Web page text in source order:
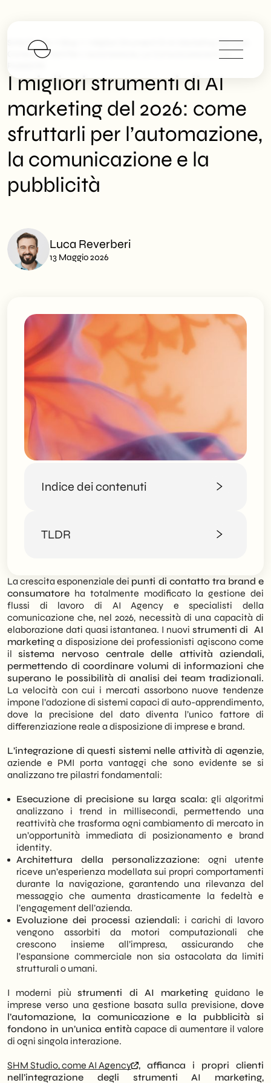
SHM Studio
I Migliori Strumenti Di AI Marketing Del 2026:
Come Sfruttarli Per L’automazione, La Comunicazione E La
I migliori strumenti di AI
marketing del 2026: come
sfruttarli per l’automazione,
la comunicazione e la
pubblicità
Luca Reverberi
13 Maggio 2026
Indice dei contenuti
Strumenti di AI marketing: cosa cambia
Strumenti di AI marketing per
l’automazione: efficienza wee scalabilità
HubSpot AI: automazione e gestione
integrata del funnel
Salesforce AI: Einstein/Agentforce:
predizione e automazione su larga scala
ActiveCampaign AI: personalizzazione
automatizzata delle campagne
Zapier AI: integrazione e automazione dei
processi aziendali
Strumenti AI marketing per la
comunicazione: contenuti, copy e
customer interaction
supporto strategico
Jasper AI: copywriting orientato alla
conversione
marketing
Surfer SEO: contenuti ottimizzati per il
posizionamento
Notion AI: organizzazione e produzione
dei contenuti
Strumenti di AI marketing per la
pubblicità: performance, targeting e
ottimizzazione
Google Ads AI: automazione e
ottimizzazione delle campagne
Meta Advantage+: campagne
automatizzate e targeting dinamico
AdCreative.ai: generazione di creatività
pubblicitarie
Persado: linguaggio persuasivo basato sui
Albert AI: gestione autonoma delle
campagne pubblicitarie
Integrare gli strumenti AI marketing e il
ruolo di SHM Studio nell’implementazione
FAQ più comuni sugli strumenti di AI
Tabelle comparative per gli strumenti di AI
marketing dedicati ad automazione,
TLDR
Gli strumenti AI marketing stanno
diventando una componente centrale nelle
attività aziendali perché permettono di
gestire dati, contenuti e campagne in modo
coordinato e aggiornato. Questo articolo
analizza il loro funzionamento e il modo in
cui incidono sulle principali aree del
marketing: automazione, comunicazione e
pubblicità. Viene spiegato come
l’intelligenza artificiale interviene nella
gestione dei flussi di contatto, nella
produzione dei contenuti e
nell’ottimizzazione delle campagne,
offrendo una panoramica concreta dei
cambiamenti in atto.
La guida approfondisce i principali
strumenti AI marketing del 2026, tra cui
HubSpot, Salesforce, ChatGPT, Jasper,
Google Ads e Meta Advantage+,
descrivendone funzioni e utilizzi. Vengono
inoltre forniti criteri utili per scegliere le
piattaforme più adatte in base alle esigenze
aziendali, evitando dispersione e
sovrapposizioni.
Un focus specifico è dedicato
all’integrazione tra strumenti, elemento
fondamentale per ottenere risultati
coerenti nel tempo. L’articolo mostra come
collegare dati, contenuti e campagne
all’interno di un sistema unico, evidenziando
il ruolo di SHM Studio nell’implementazione
marketing per costruire attività efficaci e
sostenibili.
La crescita esponenziale dei punti di contatto tra brand e
consumatore ha totalmente modificato la gestione dei
flussi di lavoro di AI Agency e specialisti della
comunicazione che, nel 2026, necessità di una capacità di
elaborazione dati quasi istantanea. I nuovi strumenti di AI
marketing a disposizione dei professionisti agiscono come
ilsistema nervoso centrale delle attività aziendali,
permettendo di coordinare volumi di informazioni che
superano le possibilità di analisi dei team tradizionali.
La velocità con cui i mercati assorbono nuove tendenze
impone l’adozione di sistemi capaci di auto-apprendimento,
dove la precisione del dato diventa l’unico fattore di
differenziazione reale a disposizione di imprese e brand.
L’integrazione di questi sistemi nelle attività di agenzie,
aziende e PMI porta vantaggi che sono evidente se si
analizzano tre pilastri fondamentali:
Esecuzione di precisione su larga scala: gli algoritmi
analizzano i trend in millisecondi, permettendo una
reattività che trasforma ogni cambiamento di mercato in
un’opportunità immediata di posizionamento e brand
identity.
Architettura della personalizzazione:
ogni utente
riceve un’esperienza modellata sui propri comportamenti
durante la navigazione, garantendo una rilevanza del
messaggio che aumenta drasticamente la fedeltà e
l’engagement dell’azienda.
Evoluzione dei processi aziendali: i carichi di lavoro
vengono assorbiti da motori computazionali che
crescono insieme all’impresa, assicurando che
l’espansione commerciale non sia ostacolata da limiti
strutturali o umani.
I moderni piùstrumenti di AI marketing guidano le
imprese verso una gestione basata sulla previsione, dove
l’automazione, la comunicazione e la pubblicità si
fondono in un’unica entità capace di aumentare il valore
di ogni singola interazione.
SHM Studio, come AI Agency
, affianca i propri clienti
nell’integrazione degli strumenti AI marketing,